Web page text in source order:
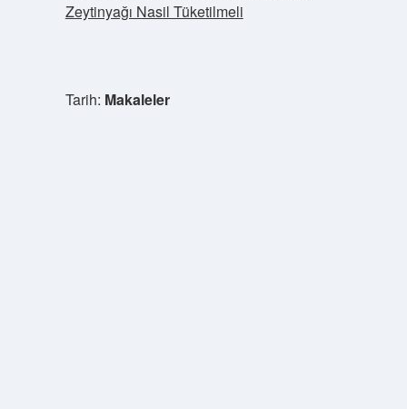
Zeytinyağı Nasil Tüketilmeli
Tarih: Makaleler